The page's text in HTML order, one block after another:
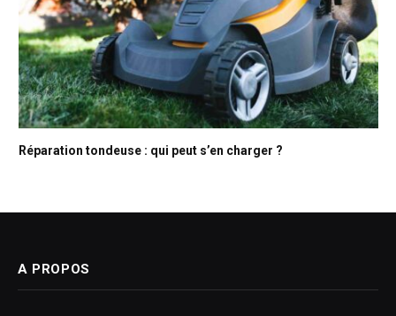
Réparation tondeuse : qui peut s’en charger ?
A PROPOS